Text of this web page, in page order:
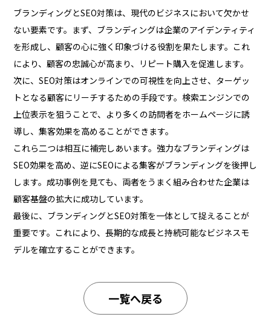
ブランディングとSEO対策は、現代のビジネスにおいて欠かせ
ない要素です。まず、ブランディングは企業のアイデンティティ
を形成し、顧客の心に強く印象づける役割を果たします。これ
により、顧客の忠誠心が高まり、リピート購入を促進します。
次に、SEO対策はオンラインでの可視性を向上させ、ターゲッ
トとなる顧客にリーチするための手段です。検索エンジンでの
上位表示を狙うことで、より多くの訪問者をホームページに誘
導し、集客効果を高めることができます。
これら二つは相互に補完しあいます。強力なブランディングは
SEO効果を高め、逆にSEOによる集客がブランディングを後押し
します。成功事例を見ても、両者をうまく組み合わせた企業は
顧客基盤の拡大に成功しています。
最後に、ブランディングとSEO対策を一体として捉えることが
重要です。これにより、長期的な成長と持続可能なビジネスモ
デルを確立することができます。
一覧へ戻る